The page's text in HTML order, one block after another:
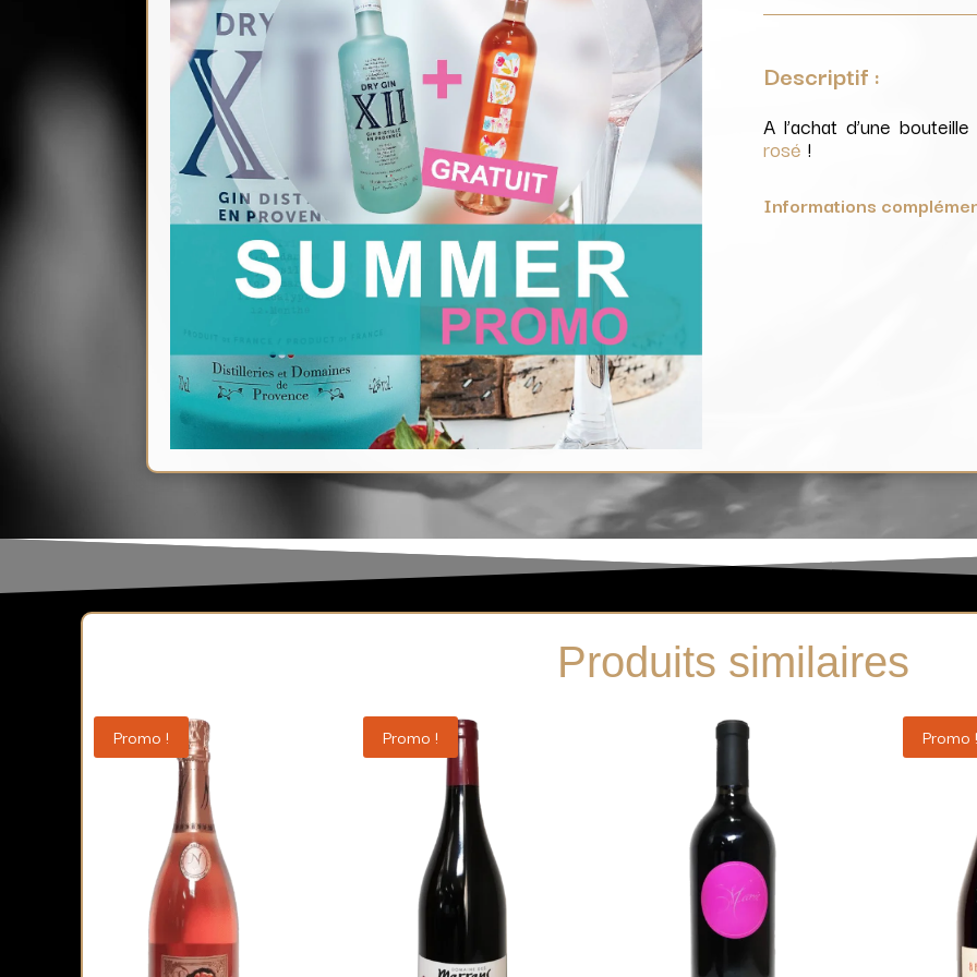
Rosé
Descriptif :
A l’achat d’une
rosé !
Informations
Produits similaires
Promo ! Promo ! Promo !